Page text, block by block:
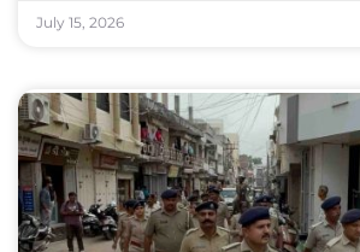
July 15, 2026